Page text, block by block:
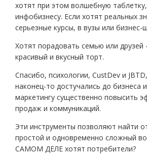
хотят при этом волшебную
инфобизнесу. Если хотят реальных
серьезные курсы, в вузы или бизнес-
Хотят порадовать семью или друзей
красивый и вкусный торт.
Спасибо, психологии, CustDev и
наконец-то достучались до бизнеса
маркетингу существенно повысить
продаж и коммуникаций.
Эти инструменты позволяют найти
простой и одновременно сложный
САМОМ ДЕЛЕ хотят потребители?